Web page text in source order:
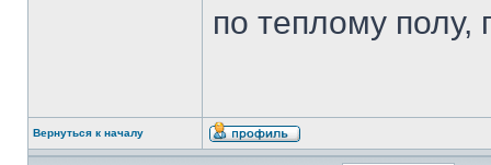
по теплому полу,
Вернуться к началу